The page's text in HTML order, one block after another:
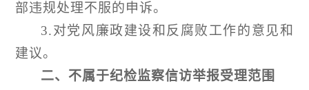
部违规处理不服的申诉。
3.对党风廉政建设和反腐败工作的意见和
建议。
二、不属于纪检监察信访举报受理范围